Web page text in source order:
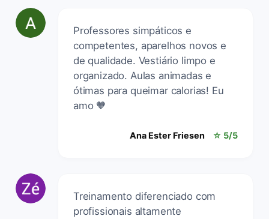
Professores simpáticos e
competentes, aparelhos novos e
de qualidade. Vestiário limpo e
organizado. Aulas animadas e
ótimas para queimar calorias! Eu
amo 🧡
Ana Ester Friesen ☆ 5/5
Treinamento diferenciado com
profissionais altamente